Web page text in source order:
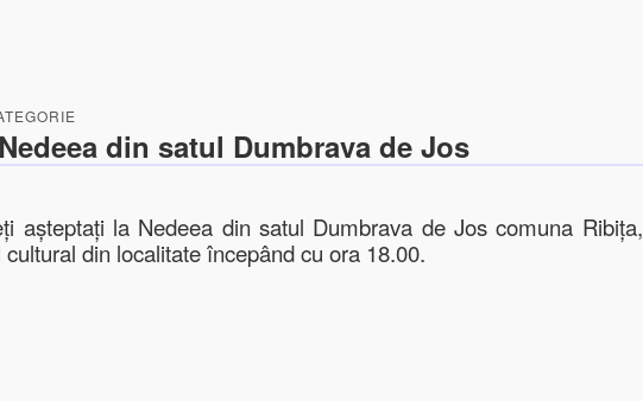
din satul Dumbrava de Jos
așteptați la Nedeea din satul Dumbrava de Jos comuna Ribița,
din localitate începând cu ora 18.00.